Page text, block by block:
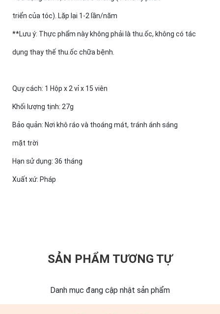
triển của tóc). Lặp lại 1-2 lần/năm
**Lưu ý: Thực phẩm này không phải là thu.ốc, không có tác
dụng thay thế thu.ốc chữa bệnh.
Quy cách: 1 Hộp x 2 vỉ x 15 viên
Khối lượng tịnh: 27g
Bảo quản: Nơi khô ráo và thoáng mát, tránh ánh sáng
mặt trời
Hạn sử dụng: 36 tháng
Xuất xứ: Pháp
SẢN PHẨM TƯƠNG TỰ
Danh mục đang cập nhật sản phẩm